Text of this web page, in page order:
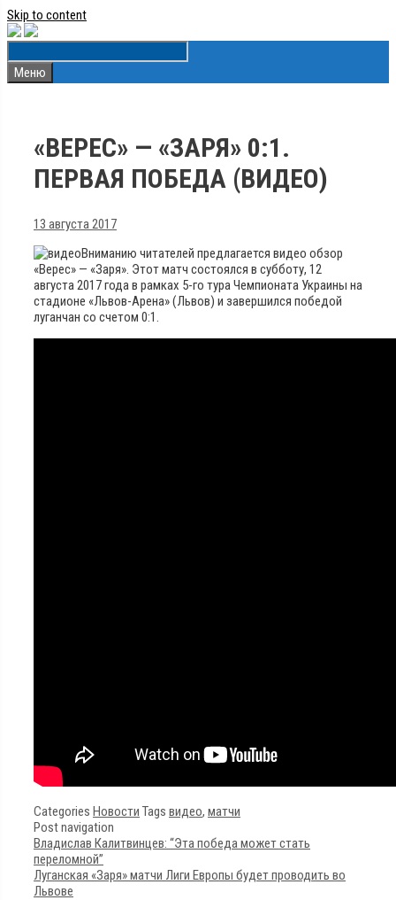
Skip to content
Меню
«ВЕРЕС» — «ЗАРЯ» 0:1.
ПЕРВАЯ ПОБЕДА (ВИДЕО)
13 августа 2017
Вниманию читателей предлагается видео обзор
«Верес» — «Заря». Этот матч состоялся в субботу, 12
августа 2017 года в рамках 5-го тура Чемпионата Украины на
стадионе «Львов-Арена» (Львов) и завершился победой
луганчан со счетом 0:1.
Categories Новости Tags видео, матчи
Post navigation
Владислав Калитвинцев: “Эта победа может стать
переломной”
Луганская «Заря» матчи Лиги Европы будет проводить во
Львове